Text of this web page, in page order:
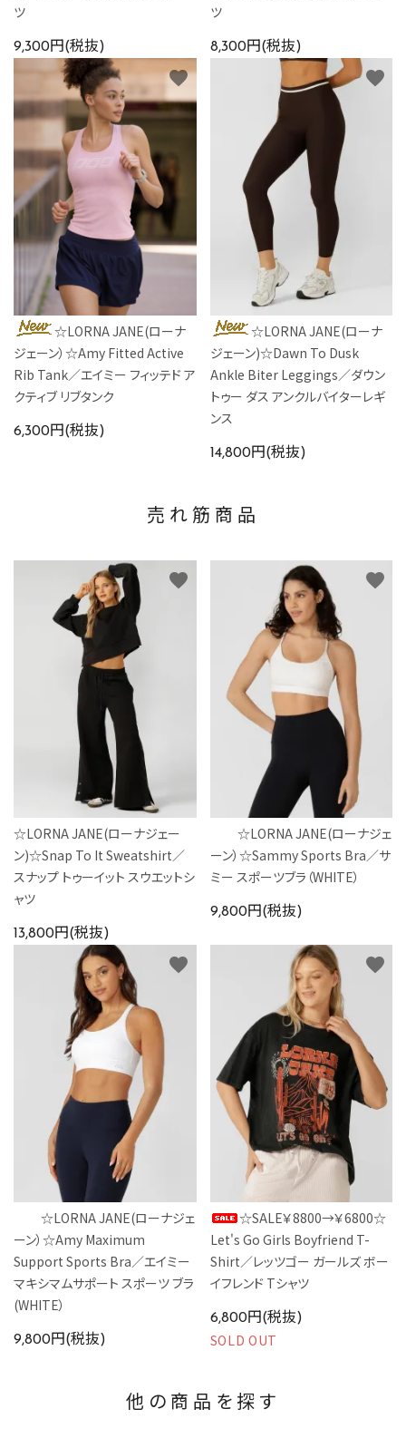
ツ
9,300円(税抜)
ツ
8,300円(税抜)
☆LORNA JANE(ローナ
ジェーン）☆Amy Fitted Active
Rib Tank／エイミー フィッテド ア
クティブ リブタンク
6,300円(税抜)
favorite
☆LORNA JANE(ローナ
ジェーン)☆Dawn To Dusk
Ankle Biter Leggings／ダウン
トゥー ダス アンクルバイターレギ
ンス
14,800円(税抜)
favorite
売れ筋商品
☆LORNA JANE(ローナジェー
ン)☆Snap To It Sweatshirt／
スナップ トゥーイット スウエットシ
ャツ
13,800円(税抜)
favorite
☆LORNA JANE(ローナジェ
ーン）☆Sammy Sports Bra／サ
ミー スポーツブラ（WHITE）
9,800円(税抜)
favorite
☆LORNA JANE(ローナジェ
ーン）☆Amy Maximum
Support Sports Bra／エイミー
マキシマムサポート スポーツ ブラ
(WHITE）
9,800円(税抜)
favorite
☆SALE￥8800→￥6800☆
Let's Go Girls Boyfriend T-
Shirt／レッツゴー ガールズ ボー
イフレンド Tシャツ
6,800円(税抜)
SOLD OUT
favorite
他の商品を探す